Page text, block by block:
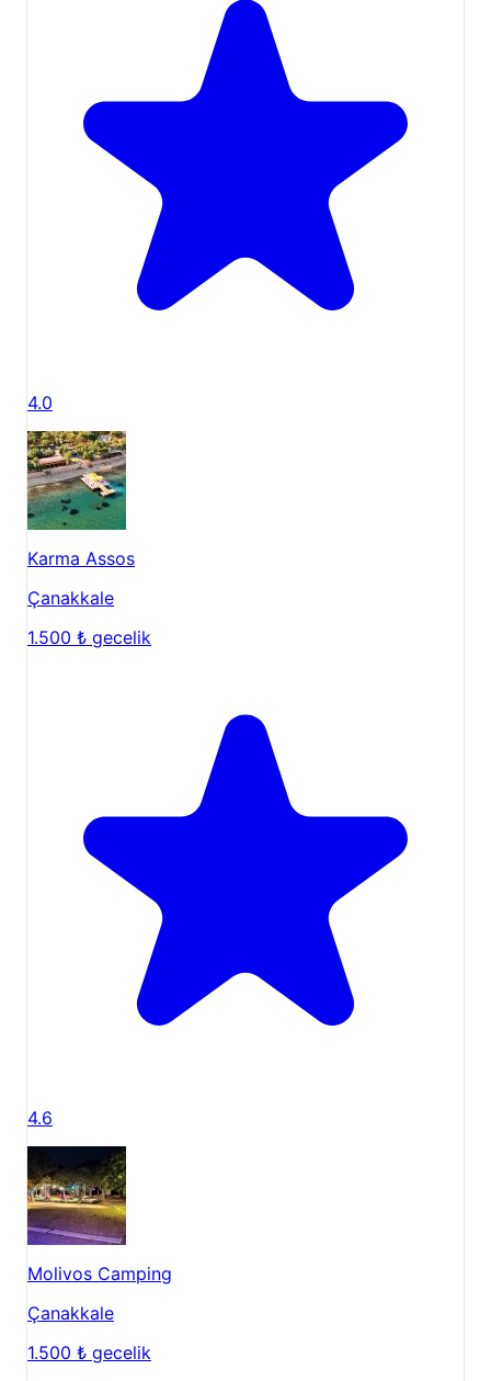
4.0
Karma Assos
Çanakkale
1.500 ₺ gecelik
4.6
Molivos Camping
Çanakkale
1.500 ₺ gecelik